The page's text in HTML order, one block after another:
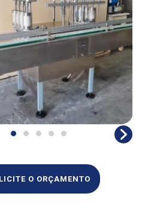
O ORÇAMENTO